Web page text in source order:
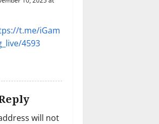
t.me/iGam
4593
will not